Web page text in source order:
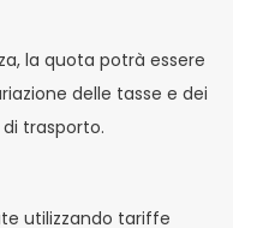
la quota potrà essere
delle tasse e dei
trasporto.
utilizzando tariffe